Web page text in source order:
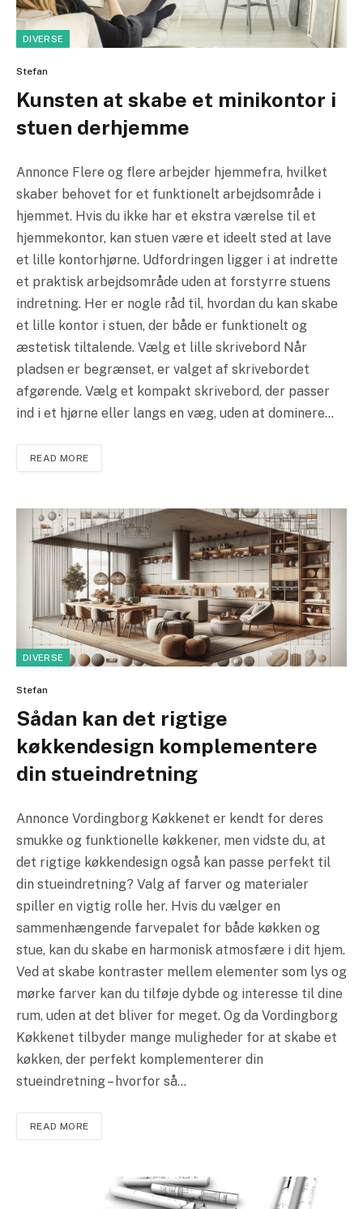
DIVERSE
Stefan
Kunsten at skabe et minikontor i
stuen derhjemme
Annonce Flere og flere arbejder hjemmefra, hvilket
skaber behovet for et funktionelt arbejdsområde i
hjemmet. Hvis du ikke har et ekstra værelse til et
hjemmekontor, kan stuen være et ideelt sted at lave
et lille kontorhjørne. Udfordringen ligger i at indrette
et praktisk arbejdsområde uden at forstyrre stuens
indretning. Her er nogle råd til, hvordan du kan skabe
et lille kontor i stuen, der både er funktionelt og
æstetisk tiltalende. Vælg et lille skrivebord Når
pladsen er begrænset, er valget af skrivebordet
afgørende. Vælg et kompakt skrivebord, der passer
ind i et hjørne eller langs en væg, uden at dominere…
READ MORE
DIVERSE
Stefan
Sådan kan det rigtige
køkkendesign komplementere
din stueindretning
Annonce Vordingborg Køkkenet er kendt for deres
smukke og funktionelle køkkener, men vidste du, at
det rigtige køkkendesign også kan passe perfekt til
din stueindretning? Valg af farver og materialer
spiller en vigtig rolle her. Hvis du vælger en
sammenhængende farvepalet for både køkken og
stue, kan du skabe en harmonisk atmosfære i dit hjem.
Ved at skabe kontraster mellem elementer som lys og
mørke farver kan du tilføje dybde og interesse til dine
rum, uden at det bliver for meget. Og da Vordingborg
Køkkenet tilbyder mange muligheder for at skabe et
køkken, der perfekt komplementerer din
stueindretning – hvorfor så…
READ MORE